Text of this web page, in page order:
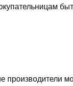
производители